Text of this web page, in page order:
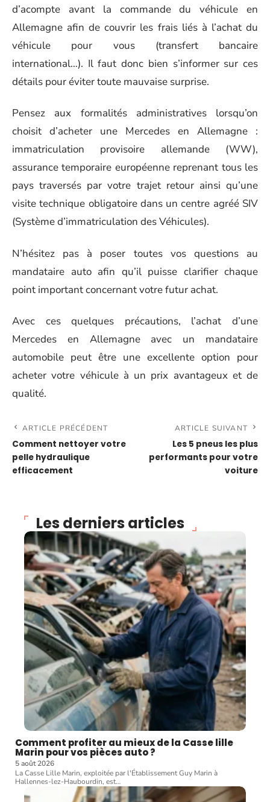
d’acompte avant la commande du véhicule en
Allemagne afin de couvrir les frais liés à l’achat du
véhicule pour vous (transfert bancaire
international…). Il faut donc bien s’informer sur ces
détails pour éviter toute mauvaise surprise.
Pensez aux formalités administratives lorsqu’on
choisit d’acheter une Mercedes en Allemagne :
immatriculation provisoire allemande (WW),
assurance temporaire européenne reprenant tous les
pays traversés par votre trajet retour ainsi qu’une
visite technique obligatoire dans un centre agréé SIV
(Système d’immatriculation des Véhicules).
N’hésitez pas à poser toutes vos questions au
mandataire auto afin qu’il puisse clarifier chaque
point important concernant votre futur achat.
Avec ces quelques précautions, l’achat d’une
Mercedes en Allemagne avec un mandataire
automobile peut être une excellente option pour
acheter votre véhicule à un prix avantageux et de
qualité.
ARTICLE PRÉCÉDENT
Comment nettoyer votre
pelle hydraulique
efficacement
ARTICLE SUIVANT
Les 5 pneus les plus
performants pour votre
voiture
Les derniers articles
Comment profiter au mieux de la Casse lille
Marin pour vos pièces auto ?
5 août 2026
La Casse Lille Marin, exploitée par l'Établissement Guy Marin à
Hallennes-lez-Haubourdin, est…